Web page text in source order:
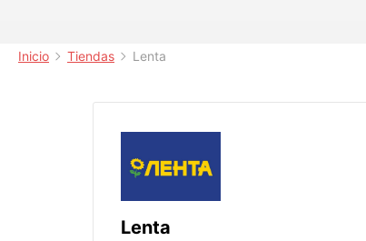
Inicio Tiendas Lenta
Lenta